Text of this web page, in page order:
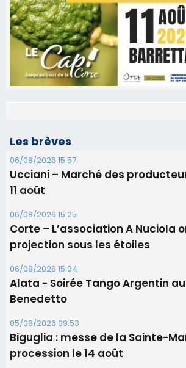
Les brèves
06/08/2026 15:57
Ucciani – Marché des
11 août
06/08/2026 15:25
Corte – L’association A Nuciola
projection sous les étoiles